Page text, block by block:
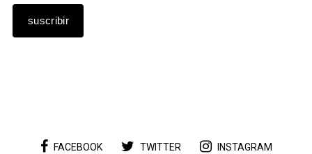
FACEBOOK TWITTER INSTAGRAM